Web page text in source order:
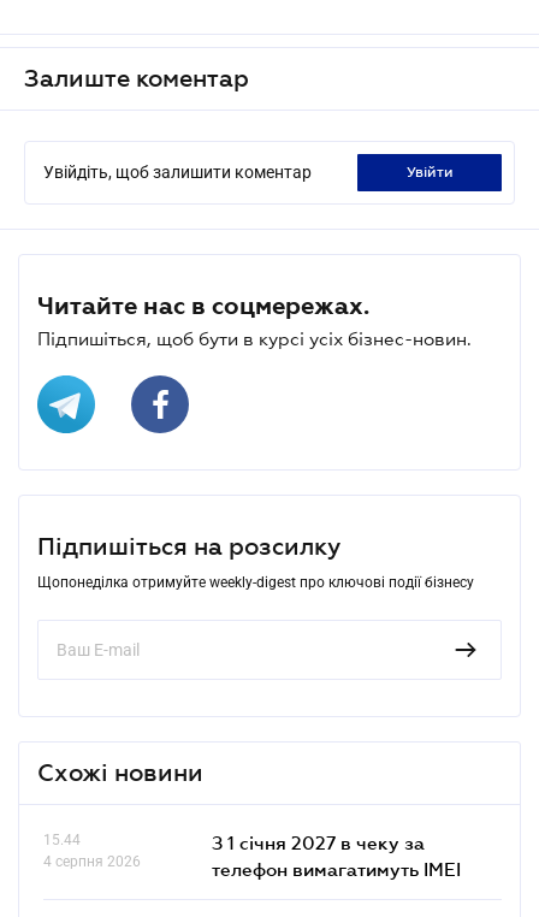
Залиште коментар
Увійдіть, щоб залишити коментар увійти
Читайте нас в соцмережах.
Підпишіться, щоб бути в курсі усіх бізнес-новин.
Підпишіться на розсилку
Щопонеділка отримуйте weekly-digest про ключові події бізнесу
Схожі новини
15.44
4 серпня 2026
З 1 січня 2027 в чеку за
телефон вимагатимуть IMEI